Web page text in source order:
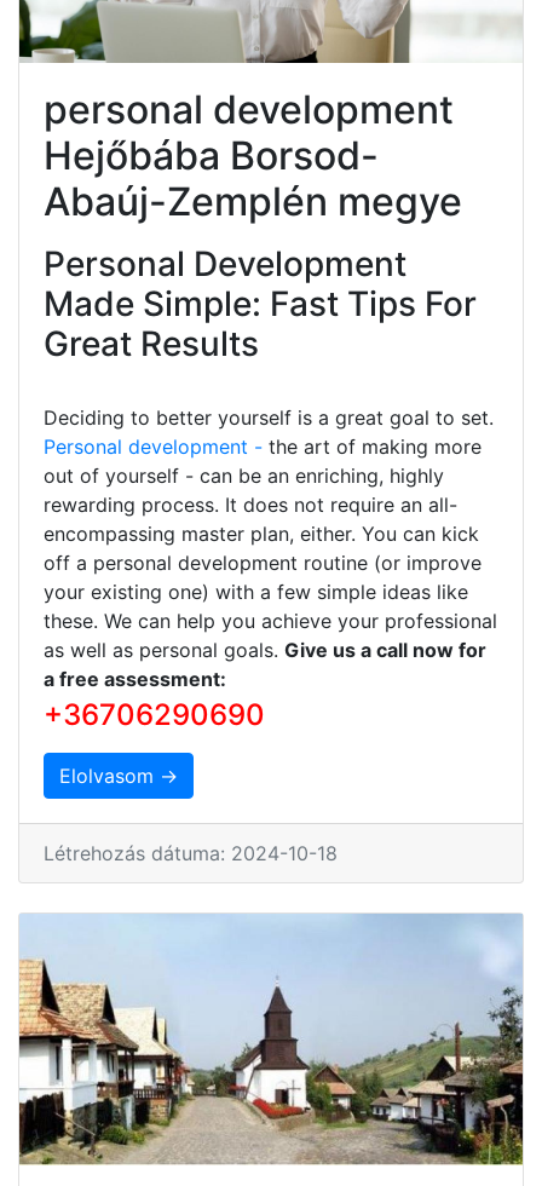
personal development
Hejőbába Borsod-
Abaúj-Zemplén megye
Personal Development
Made Simple: Fast Tips For
Great Results
Deciding to better yourself is a great goal to set.
Personal development - the art of making more
out of yourself - can be an enriching, highly
rewarding process. It does not require an all-
encompassing master plan, either. You can kick
off a personal development routine (or improve
your existing one) with a few simple ideas like
these. We can help you achieve your professional
as well as personal goals. Give us a call now for
a free assessment:
+36706290690
Elolvasom →
Létrehozás dátuma: 2024-10-18